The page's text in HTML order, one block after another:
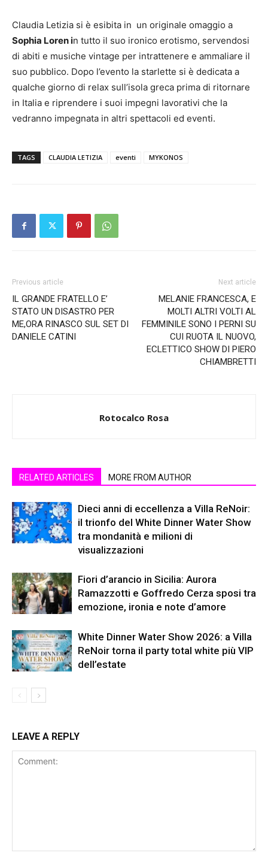
Claudia Letizia si è esibita in un originale omaggio a
Sophia Loren in tutto il suo ironico erotismo, servendosi
di abiti e musiche vintage per intrattenere e ammaliare il
suo pubblico. Dopo l’evento la starlette si è dedicata a
qualche giorno di relax sull’isola greca prima di ritornare
in Italia e riprendere i suoi impegni lavorativi che la
vedranno impegnata in altri spettacoli ed eventi.
TAGS CLAUDIA LETIZIA eventi MYKONOS
Previous article
IL GRANDE FRATELLO E’
STATO UN DISASTRO PER
ME,ORA RINASCO SUL SET DI
DANIELE CATINI
Next article
MELANIE FRANCESCA, E
MOLTI ALTRI VOLTI AL
FEMMINILE SONO I PERNI SU
CUI RUOTA IL NUOVO,
ECLETTICO SHOW DI PIERO
CHIAMBRETTI
Rotocalco Rosa
RELATED ARTICLES MORE FROM AUTHOR
Dieci anni di eccellenza a Villa ReNoir:
il trionfo del White Dinner Water Show
tra mondanità e milioni di
visualizzazioni
Fiori d’arancio in Sicilia: Aurora
Ramazzotti e Goffredo Cerza sposi tra
emozione, ironia e note d’amore
White Dinner Water Show 2026: a Villa
ReNoir torna il party total white più VIP
dell’estate
LEAVE A REPLY